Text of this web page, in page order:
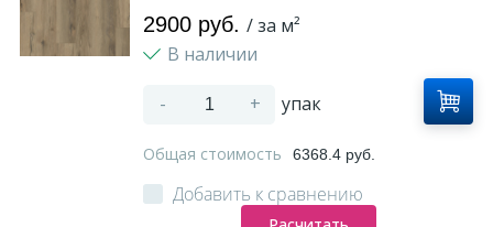
2900 руб. / за м²
В наличии
- + упак
Общая стоимость 6368.4 руб.
Добавить к сравнению